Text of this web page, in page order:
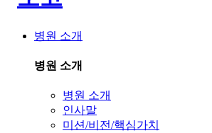
병원 소개
병원 소개
병원 소개
인사말
미션/비전/핵심가치